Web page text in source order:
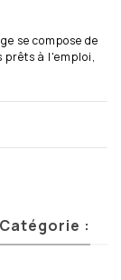
se compose de
prêts à l'emploi,
: